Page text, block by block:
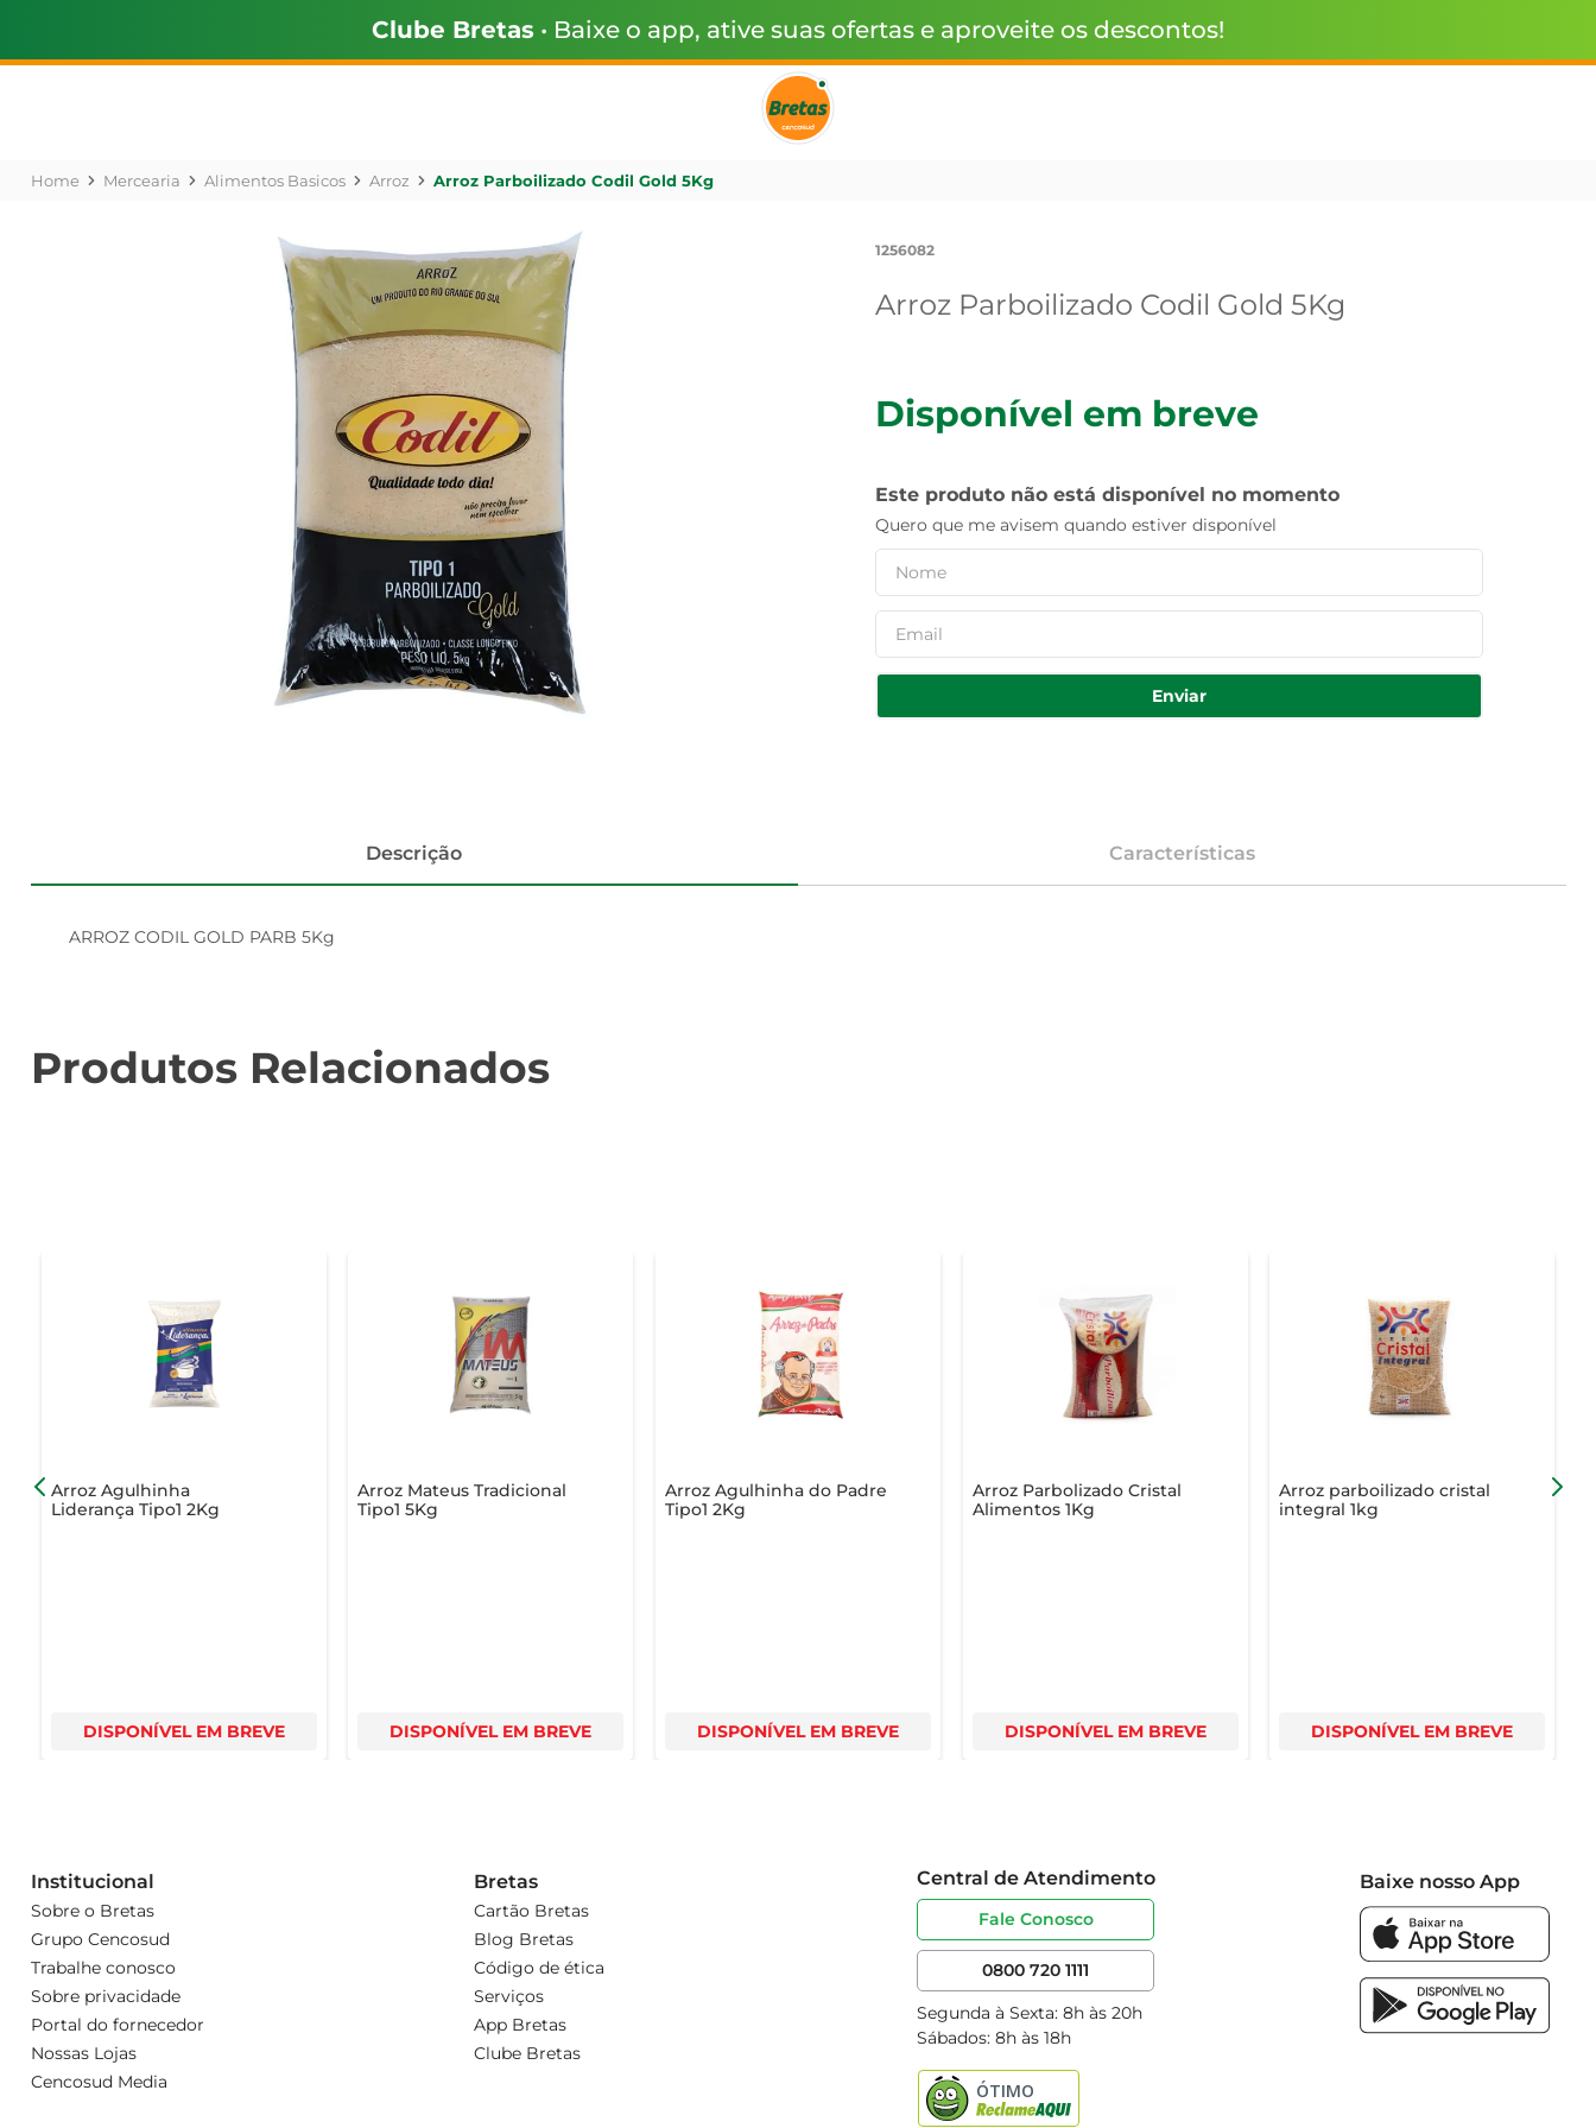
Clube Bretas • Baixe o app, ative suas ofertas e aproveite os descontos!
Mercearia Alimentos Basicos Arroz Arroz Parboilizado Codil Gold 5Kg
1256082
Arroz Parboilizado Codil Gold 5Kg
Disponível em breve
Este produto não está disponível no momento
Quero que me avisem quando estiver disponível
Enviar
Descrição Características
ARROZ CODIL GOLD PARB 5Kg
Produtos Relacionados
Arroz Agulhinha
Liderança Tipo1 2Kg
DISPONÍVEL EM BREVE
Arroz Mateus Tradicional
Tipo1 5Kg
DISPONÍVEL EM BREVE
Arroz Agulhinha do Padre
Tipo1 2Kg
DISPONÍVEL EM BREVE
Arroz Parbolizado Cristal
Alimentos 1Kg
DISPONÍVEL EM BREVE
Arroz parboilizado cristal
integral 1kg
DISPONÍVEL EM BREVE
Institucional
Sobre o Bretas
Grupo Cencosud
Trabalhe conosco
Sobre privacidade
Portal do fornecedor
Nossas Lojas
Cencosud Media
Bretas
Cartão Bretas
Blog Bretas
Código de ética
Serviços
App Bretas
Clube Bretas
Central de Atendimento
Fale Conosco
0800 720 1111
Segunda à Sexta: 8h às 20h
Sábados: 8h às 18h
Baixe nosso App